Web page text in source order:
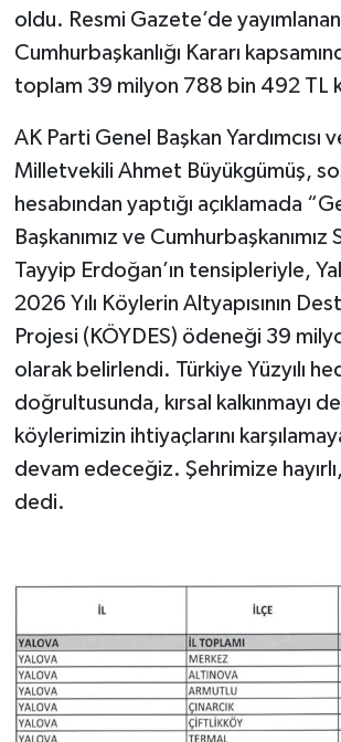
oldu. Resmi Gazete’de yayımlanan
Cumhurbaşkanlığı Kararı
toplam 39 milyon 788 bin 492 TL
AK Parti Genel Başkan Yardımcısı
Milletvekili Ahmet Büyükgümüş,
hesabından yaptığı açıklamada
Başkanımız ve Cumhurbaşkanımız
Tayyip Erdoğan’ın tensipleriyle,
2026 Yılı Köylerin Altyapısının
Projesi (KÖYDES) ödeneği 39
olarak belirlendi. Türkiye Yüzyılı
doğrultusunda, kırsal kalkınmayı
köylerimizin ihtiyaçlarını
devam edeceğiz. Şehrimize
dedi.